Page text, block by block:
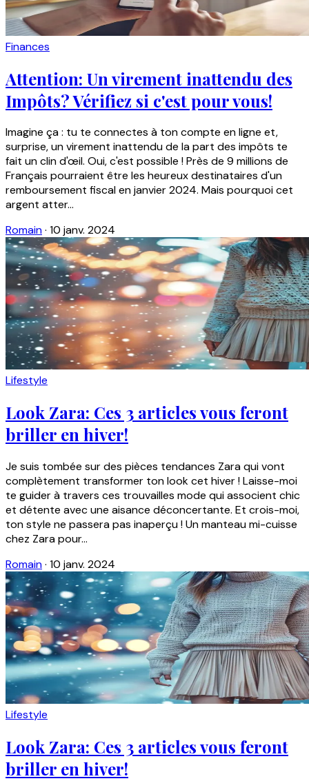
Finances
Attention: Un virement inattendu des
Impôts? Vérifiez si c'est pour vous!
Imagine ça : tu te connectes à ton compte en ligne et,
surprise, un virement inattendu de la part des impôts te
fait un clin d'œil. Oui, c'est possible ! Près de 9 millions de
Français pourraient être les heureux destinataires d'un
remboursement fiscal en janvier 2024. Mais pourquoi cet
argent atter...
Romain· 10 janv. 2024
Lifestyle
Look Zara: Ces 3 articles vous feront
briller en hiver!
Je suis tombée sur des pièces tendances Zara qui vont
complètement transformer ton look cet hiver ! Laisse-moi
te guider à travers ces trouvailles mode qui associent chic
et détente avec une aisance déconcertante. Et crois-moi,
ton style ne passera pas inaperçu ! Un manteau mi-cuisse
chez Zara pour...
Romain· 10 janv. 2024
Lifestyle
Look Zara: Ces 3 articles vous feront
briller en hiver!